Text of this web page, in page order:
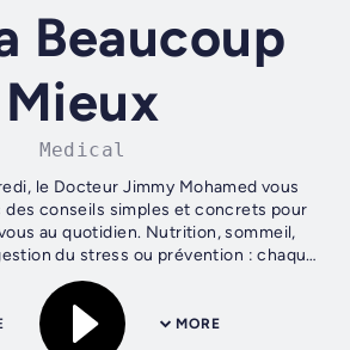
Beaucoup
Mieux
Medical
le Docteur Jimmy Mohamed vous
des conseils simples et concrets pour
au quotidien. Nutrition, sommeil,
du stress ou prévention : chaque
de "Ça va beaucoup...
MORE